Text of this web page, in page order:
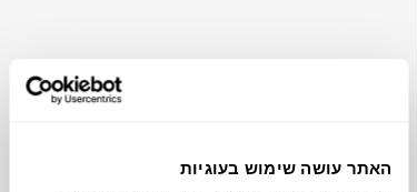
האתר עושה שימוש בעוגיות